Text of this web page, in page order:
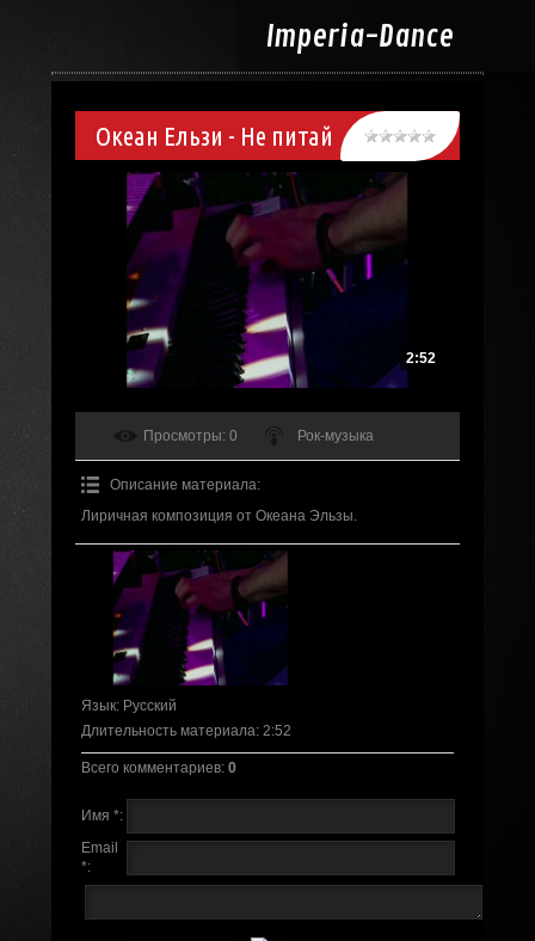
Imperia-Dance
Океан Ельзи - Не питай
2:52
Просмотры: 0 Рок-музыка
Описание материала:
Лиричная композиция от Океана Эльзы.
Язык: Русский
Длительность материала: 2:52
Всего комментариев: 0
Имя *:
Email
*: